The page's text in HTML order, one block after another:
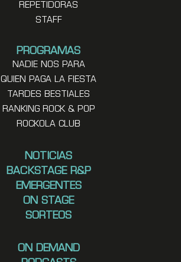
REPETIDORAS
STAFF
PROGRAMAS
NADIE NOS PARA
QUIEN PAGA LA FIESTA
TARDES BESTIALES
RANKING ROCK & POP
ROCKOLA CLUB
NOTICIAS
BACKSTAGE R&P
EMERGENTES
ON STAGE
SORTEOS
ON DEMAND